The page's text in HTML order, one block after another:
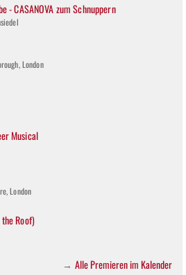
- CASANOVA zum Schnuppern
London
Musical
London
Roof)
→ Alle Premieren im Kalender